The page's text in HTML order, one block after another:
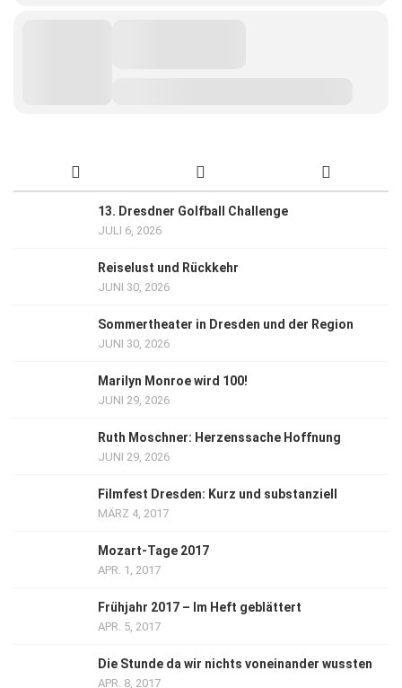
13. Dresdner Golfball Challenge
JULI 6, 2026
Reiselust und Rückkehr
JUNI 30, 2026
Sommertheater in Dresden und der Region
JUNI 30, 2026
Marilyn Monroe wird 100!
JUNI 29, 2026
Ruth Moschner: Herzenssache Hoffnung
JUNI 29, 2026
Filmfest Dresden: Kurz und substanziell
MÄRZ 4, 2017
Mozart-Tage 2017
APR. 1, 2017
Frühjahr 2017 – Im Heft geblättert
APR. 5, 2017
Die Stunde da wir nichts voneinander wussten
APR. 8, 2017